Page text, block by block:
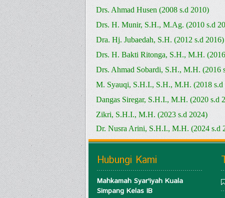
Drs. Ahmad Husen (2008 s.d 2010)
Drs. H. Munir, S.H., M.Ag. (2010 s.d
Dra. Hj. Jubaedah, S.H. (2012 s.d 2016)
Drs. H. Bakti Ritonga, S.H., M.H.
Drs. Ahmad Sobardi, S.H., M.H. (2016
M. Syauqi, S.H.I., S.H., M.H. (2018 s.d
Dangas Siregar, S.H.I., M.H. (2020 s.d
Zikri, S.H.I., M.H. (2023 s.d 2024)
Dr. Nusra Arini, S.H.I., M.H. (2024 s.d
Hubungi Kami
Mahkamah Syar'iyah Kuala
Simpang Kelas IB